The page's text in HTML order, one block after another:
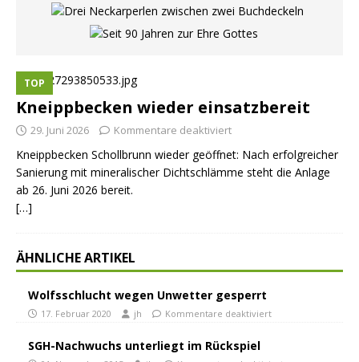
TOP
Kneippbecken wieder einsatzbereit
29. Juni 2026 Kommentare deaktiviert
Kneippbecken Schollbrunn wieder geöffnet: Nach erfolgreicher
Sanierung mit mineralischer Dichtschlämme steht die Anlage
ab 26. Juni 2026 bereit.
[…]
ÄHNLICHE ARTIKEL
Wolfsschlucht wegen Unwetter gesperrt
17. Februar 2020 jh Kommentare deaktiviert
SGH-Nachwuchs unterliegt im Rückspiel